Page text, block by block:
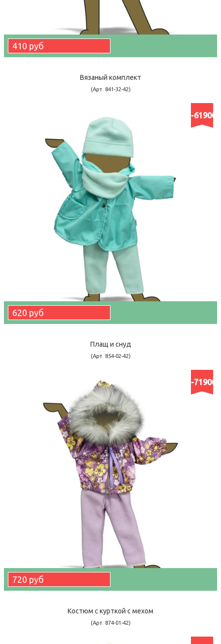
410 руб
Вязаный комплект
(Арт. 841-32-42)
-
620 руб
Плащ и снуд
(Арт. 854-02-42)
-
720 руб
Костюм с курткой c мехом
(Арт. 874-01-42)